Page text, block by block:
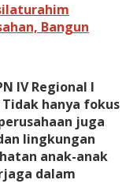
Bangun
IV Regional I
hanya fokus
juga
lingkungan
anak-anak
dalam